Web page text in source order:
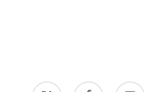
x- facebook youtube